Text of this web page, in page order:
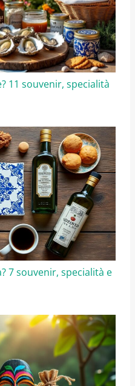
11 souvenir, specialità
7 souvenir, specialità e